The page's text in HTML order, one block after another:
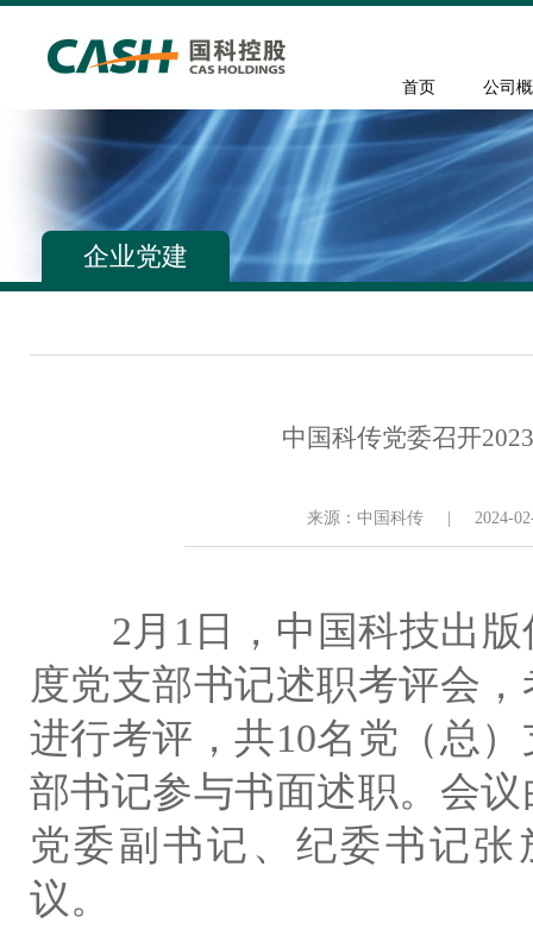
首页 公司
企业党建
中国科传党委召开
来源：中国科传 2024-
2 月 1 日，中国科技出
度党支部书记述职考评会
进行考评，共10名党（总
部书记参与书面述职。会
党委副书记、纪委书记
议。